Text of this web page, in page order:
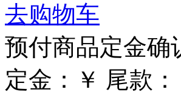
去购物车
预付商品定金确
定金：
￥ 尾款：